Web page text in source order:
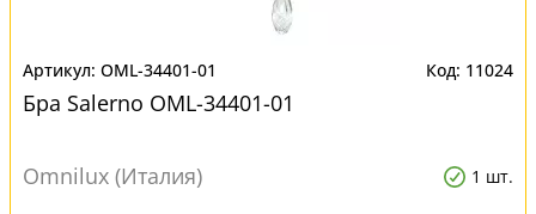
OML-34401-01 11024
Бра Salerno OML-34401-01
Omnilux (Италия) 1 шт.